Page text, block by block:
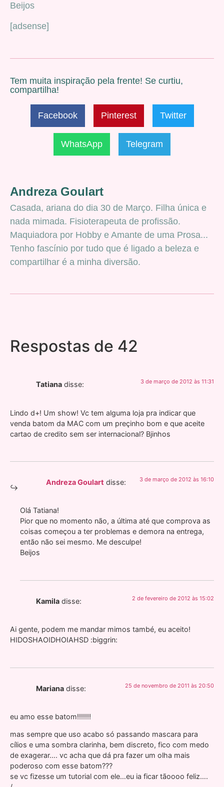
Beijos
[adsense]
Tem muita inspiração pela frente! Se curtiu,
compartilha!
Facebook Pinterest Twitter
WhatsApp Telegram
Andreza Goulart
Casada, ariana do dia 30 de Março. Filha única e
nada mimada. Fisioterapeuta de profissão.
Maquiadora por Hobby e Amante de uma Prosa...
Tenho fascínio por tudo que é ligado a beleza e
compartilhar é a minha diversão.
Respostas de 42
Tatiana disse: 3 de março de 2012 às 11:31
Lindo d+! Um show! Vc tem alguma loja pra indicar que
venda batom da MAC com um preçinho bom e que aceite
cartao de credito sem ser internacional? Bjinhos
Andreza Goulart disse: 3 de março de 2012 às 16:10
Olá Tatiana!
Pior que no momento não, a última até que comprova as
coisas começou a ter problemas e demora na entrega,
então não sei mesmo. Me desculpe!
Beijos
Kamila disse: 2 de fevereiro de 2012 às 15:02
Ai gente, podem me mandar mimos també, eu aceito!
HIDOSHAOIDHOIAHSD :biggrin:
Mariana disse: 25 de novembro de 2011 às 20:50
eu amo esse batom!!!!!!!
mas sempre que uso acabo só passando mascara para
cílios e uma sombra clarinha, bem discreto, fico com medo
de exagerar…. vc acha que dá pra fazer um olha mais
poderoso com esse batom???
se vc fizesse um tutorial com ele…eu ia ficar tãoooo feliz….